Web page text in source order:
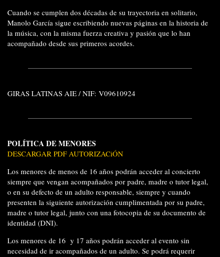
Cuando se cumplen dos décadas de su trayectoria en solitario,
Manolo García sigue escribiendo nuevas páginas en la historia de
la música, con la misma fuerza creativa y pasión que lo han
acompañado desde sus primeros acordes.
GIRAS LATINAS AIE / NIF: V09610924
POLÍTICA DE MENORES
DESCARGAR PDF AUTORIZACiÓN
Los menores de menos de 16 años podrán acceder al concierto
siempre que vengan acompañados por padre, madre o tutor legal,
o en su defecto de un adulto responsable, siempre y cuando
presenten la siguiente autorización cumplimentada por su padre,
madre o tutor legal, junto con una fotocopia de su documento de
identidad (DNI).
Los menores de 16 y 17 años podrán acceder al evento sin
necesidad de ir acompañados de un adulto. Se podrá requerir